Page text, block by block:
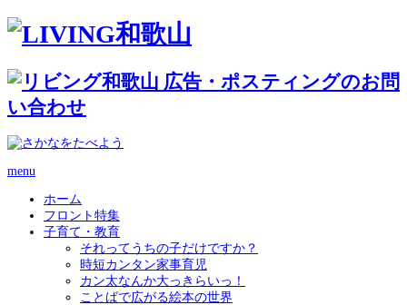
menu
ホーム
フロント特集
子育て・教育
それってうちの子だけですか？
時短カンタン家事育児
カン太なんか大っきらいっ！
ことばで広がる絵本の世界